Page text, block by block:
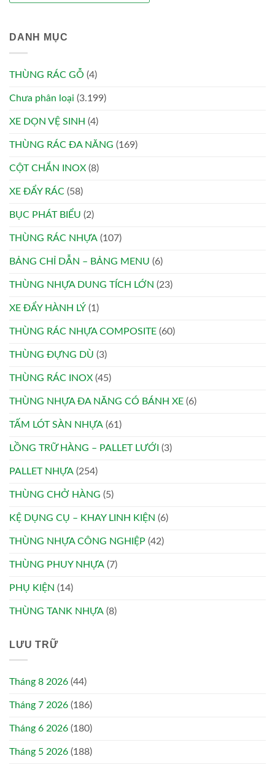
DANH MỤC
THÙNG RÁC GỖ (4)
Chưa phân loại (3.199)
XE DỌN VỆ SINH (4)
THÙNG RÁC ĐA NĂNG (169)
CỘT CHẮN INOX (8)
XE ĐẨY RÁC (58)
BỤC PHÁT BIỂU (2)
THÙNG RÁC NHỰA (107)
BẢNG CHỈ DẪN – BẢNG MENU (6)
THÙNG NHỰA DUNG TÍCH LỚN (23)
XE ĐẨY HÀNH LÝ (1)
THÙNG RÁC NHỰA COMPOSITE (60)
THÙNG ĐỰNG DÙ (3)
THÙNG RÁC INOX (45)
THÙNG NHỰA ĐA NĂNG CÓ BÁNH XE (6)
TẤM LÓT SÀN NHỰA (61)
LỒNG TRỮ HÀNG – PALLET LƯỚI (3)
PALLET NHỰA (254)
THÙNG CHỞ HÀNG (5)
KỆ DỤNG CỤ – KHAY LINH KIỆN (6)
THÙNG NHỰA CÔNG NGHIỆP (42)
THÙNG PHUY NHỰA (7)
PHỤ KIỆN (14)
THÙNG TANK NHỰA (8)
LƯU TRỮ
Tháng 8 2026 (44)
Tháng 7 2026 (186)
Tháng 6 2026 (180)
Tháng 5 2026 (188)